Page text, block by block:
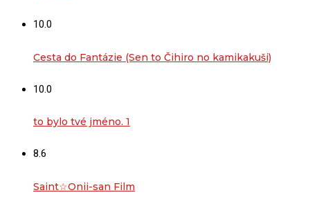
10.0
Cesta do Fantázie (Sen to Čihiro no kamikakuši)
10.0
to bylo tvé jméno. 1
8.6
Saint☆Onii-san Film